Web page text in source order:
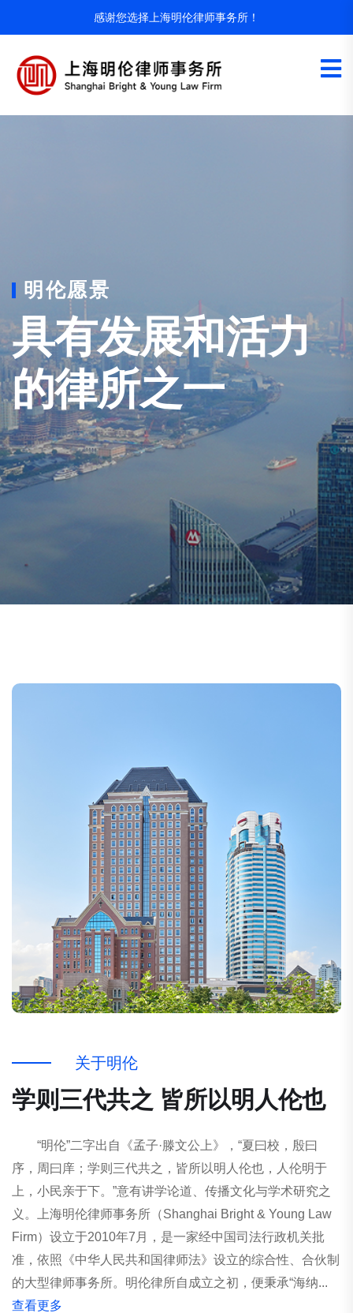
感谢您选择上海明伦律师事务所！
服务理念
以客户为中心
明伦愿景
具有发展和活力
的律所之一
关于明伦
学则 三代共之 皆所以明 人伦也
“明伦”二字出自《孟子·滕文公上》，“夏曰校，殷曰
序，周曰庠；学则三代共之，皆所以明人伦也，人伦明于
上，小民亲于下。”意有讲学论道、传播文化与学术研究之
义。上海明伦律师事务所（Shanghai Bright & Young Law
Firm）设立于2010年7月，是一家经中国司法行政机关批
准，依照《中华人民共和国律师法》设立的综合性、合伙制
的大型律师事务所。明伦律所自成立之初，便秉承“海纳...
查看更多